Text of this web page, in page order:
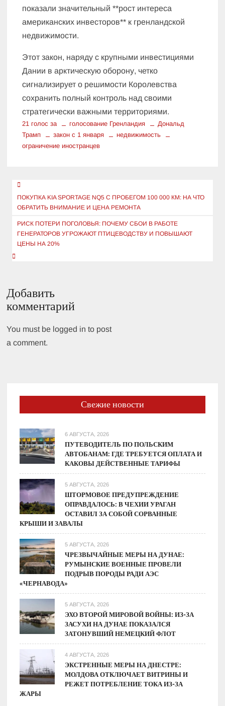
показали значительный **рост интереса
американских инвесторов** к гренландской
недвижимости.
Этот закон, наряду с крупными инвестициями
Дании в арктическую оборону, четко
сигнализирует о решимости Королевства
сохранить полный контроль над своими
стратегически важными территориями.
21 голос за голосование Гренландия
Дональд
Трамп
закон с 1 января
недвижимость
ограничение иностранцев
Навигация
по
записям
ПОКУПКА KIA SPORTAGE NQ5 С ПРОБЕГОМ 100 000 КМ: НА ЧТО
ОБРАТИТЬ ВНИМАНИЕ И ЦЕНА РЕМОНТА
РИСК ПОТЕРИ ПОГОЛОВЬЯ: ПОЧЕМУ СБОИ В РАБОТЕ
ГЕНЕРАТОРОВ УГРОЖАЮТ ПТИЦЕВОДСТВУ И ПОВЫШАЮТ
ЦЕНЫ НА 20%
Добавить
комментарий
You must be logged in to post
a comment.
Свежие новости
6 АВГУСТА, 2026
ПУТЕВОДИТЕЛЬ ПО ПОЛЬСКИМ
АВТОБАНАМ: ГДЕ ТРЕБУЕТСЯ ОПЛАТА И
КАКОВЫ ДЕЙСТВЕННЫЕ ТАРИФЫ
5 АВГУСТА, 2026
ШТОРМОВОЕ ПРЕДУПРЕЖДЕНИЕ
ОПРАВДАЛОСЬ: В ЧЕХИИ УРАГАН
ОСТАВИЛ ЗА СОБОЙ СОРВАННЫЕ
КРЫШИ И ЗАВАЛЫ
5 АВГУСТА, 2026
ЧРЕЗВЫЧАЙНЫЕ МЕРЫ НА ДУНАЕ:
РУМЫНСКИЕ ВОЕННЫЕ ПРОВЕЛИ
ПОДРЫВ ПОРОДЫ РАДИ АЭС
«ЧЕРНАВОДА»
5 АВГУСТА, 2026
ЭХО ВТОРОЙ МИРОВОЙ ВОЙНЫ: ИЗ-ЗА
ЗАСУХИ НА ДУНАЕ ПОКАЗАЛСЯ
ЗАТОНУВШИЙ НЕМЕЦКИЙ ФЛОТ
4 АВГУСТА, 2026
ЭКСТРЕННЫЕ МЕРЫ НА ДНЕСТРЕ:
МОЛДОВА ОТКЛЮЧАЕТ ВИТРИНЫ И
РЕЖЕТ ПОТРЕБЛЕНИЕ ТОКА ИЗ-ЗА
ЖАРЫ